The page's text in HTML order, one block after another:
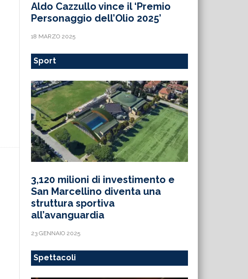
Aldo Cazzullo vince il ‘Premio
Personaggio dell’Olio 2025’
18 MARZO 2025
Sport
3,120 milioni di investimento e
San Marcellino diventa una
struttura sportiva
all’avanguardia
23 GENNAIO 2025
Spettacoli